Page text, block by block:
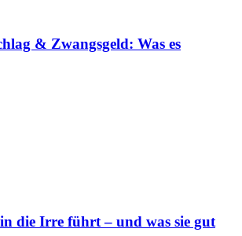
& Zwangsgeld: Was es
die Irre führt – und was sie gut